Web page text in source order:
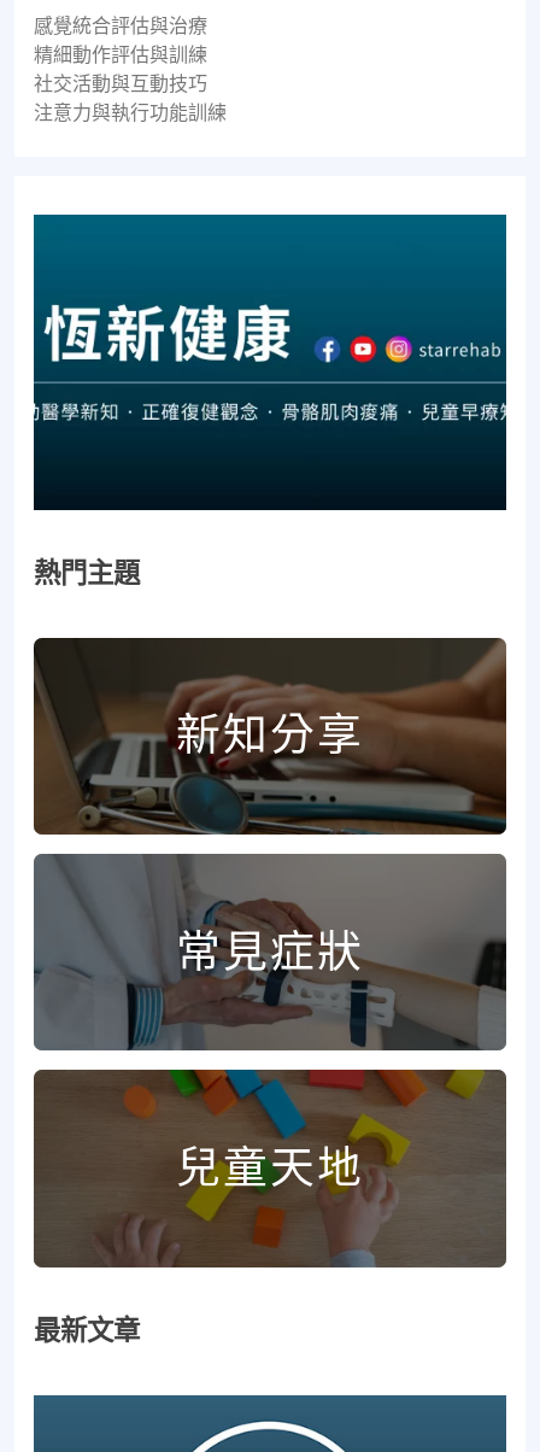
感覺統合評估與治療
精細動作評估與訓練
社交活動與互動技巧
注意力與執行功能訓練
熱門主題
新知分享
常見症狀
兒童天地
最新文章